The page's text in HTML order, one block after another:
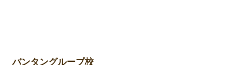
バンタングループ校